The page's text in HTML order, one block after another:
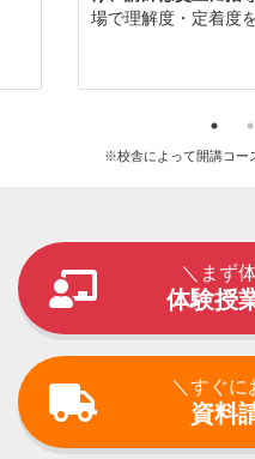
場で理解度・定着度
※校舎によって開講コー
＼まず
体験授
＼すぐに
資料